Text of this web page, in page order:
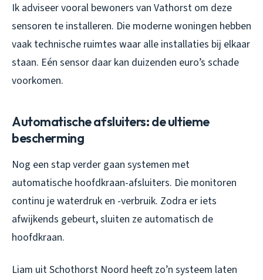
Ik adviseer vooral bewoners van Vathorst om deze
sensoren te installeren. Die moderne woningen hebben
vaak technische ruimtes waar alle installaties bij elkaar
staan. Eén sensor daar kan duizenden euro’s schade
voorkomen.
Automatische afsluiters: de ultieme
bescherming
Nog een stap verder gaan systemen met
automatische hoofdkraan-afsluiters. Die monitoren
continu je waterdruk en -verbruik. Zodra er iets
afwijkends gebeurt, sluiten ze automatisch de
hoofdkraan.
Liam uit Schothorst Noord heeft zo’n systeem laten